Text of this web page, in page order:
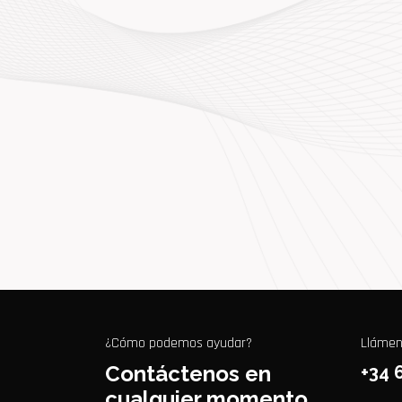
¿Cómo podemos ayudar?
Contáctenos en
+34